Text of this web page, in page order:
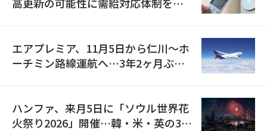
エアプレミア、11月5日から仁川〜ホ
ーチミン路線運航へ…3年2ヶ月ぶり
ハンファ、来月5日に「ソウル世界花
火祭り2026」開催…韓・米・英の3カ